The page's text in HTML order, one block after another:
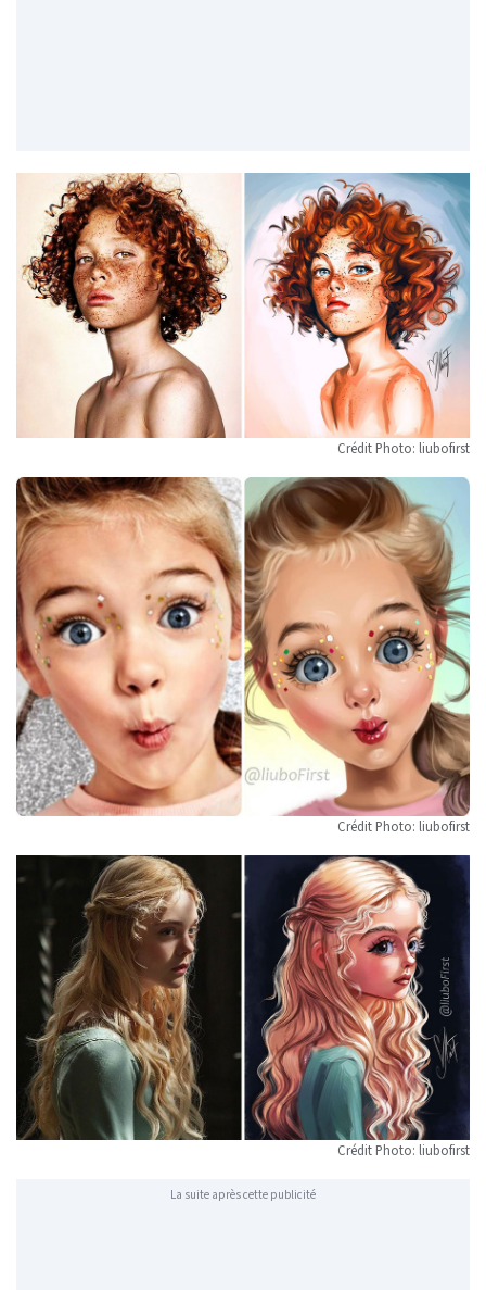
Crédit Photo: liubofirst
Crédit Photo: liubofirst
Crédit Photo: liubofirst
La suite après cette publicité